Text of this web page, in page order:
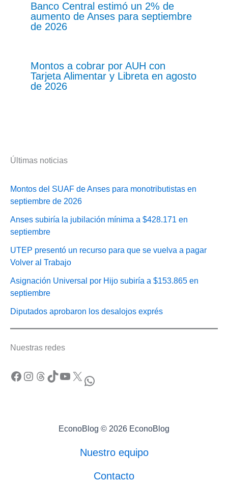
Banco Central estimó un 2% de
aumento de Anses para septiembre
de 2026
Montos a cobrar por AUH con
Tarjeta Alimentar y Libreta en agosto
de 2026
Últimas noticias
Montos del SUAF de Anses para monotributistas en
septiembre de 2026
Anses subiría la jubilación mínima a $428.171 en
septiembre
UTEP presentó un recurso para que se vuelva a pagar
Volver al Trabajo
Asignación Universal por Hijo subiría a $153.865 en
septiembre
Diputados aprobaron los desalojos exprés
Nuestras redes
Facebook Instagram Threads TikTok YouTube X WhatsApp
EconoBlog © 2026 EconoBlog
Nuestro equipo
Contacto